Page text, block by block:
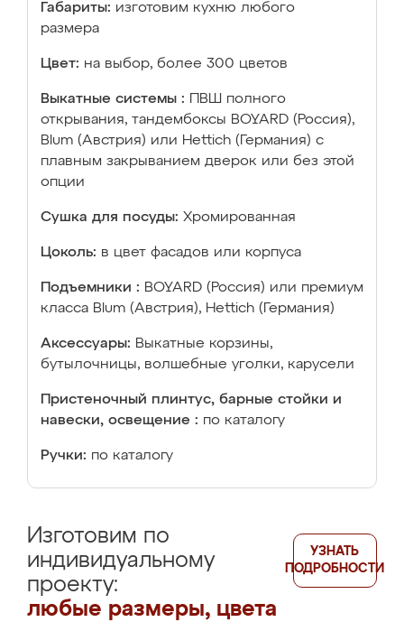
Габариты: изготовим кухню любого
размера
Цвет: на выбор, более 300 цветов
Выкатные системы :
ПВШ полного
открывания, тандембоксы BOYARD (Россия),
Blum (Австрия) или Hettich (Германия) с
плавным закрыванием дверок или без этой
опции
Сушка для посуды: Хромированная
Цоколь: в цвет фасадов или корпуса
Подъемники : BOYARD (Россия) или премиум
класса Blum (Австрия), Hettich (Германия)
Аксессуары: Выкатные корзины,
бутылочницы, волшебные уголки, карусели
Пристеночный плинтус, барные стойки и
навески, освещение : по каталогу
Ручки: по каталогу
Изготовим по
индивидуальному
проекту:
любые размеры, цвета
УЗНАТЬ
ПОДРОБНОСТИ